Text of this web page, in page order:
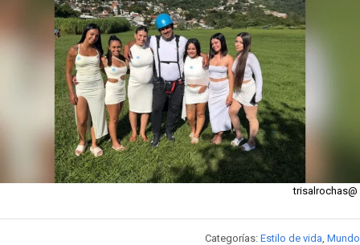
@trisalrochas
Categorías: Estilo de vida Mundo